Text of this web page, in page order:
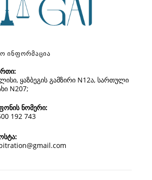
Ინფორმაცია
ყაზბეგის გამზირი N12ა, სართული
N207;
ნომერი:
192 743